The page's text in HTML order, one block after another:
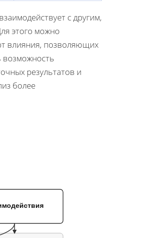
с другим,
этого можно
влияния, позволяющих
возможность
результатов и
более